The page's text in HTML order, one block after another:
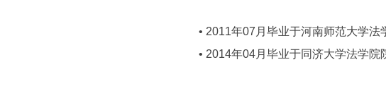
• 2011年07月毕业于河南师范大学法
• 2014年04月毕业于同济大学法学院